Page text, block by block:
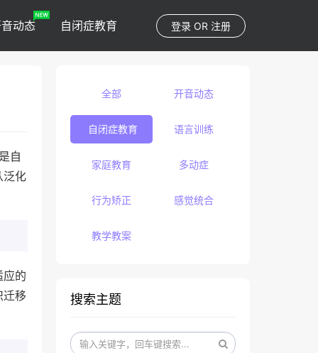
登录 OR 注册
动态 自闭症教育
自
泛化
应的
迁移
全部 开音动态
自闭症教育 语言训练
家庭教育 多动症
行为矫正 感觉统合
教学教案
搜索主题